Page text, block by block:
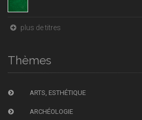
plus de titres
Thèmes
ARTS, ESTHÉTIQUE
ARCHÉOLOGIE